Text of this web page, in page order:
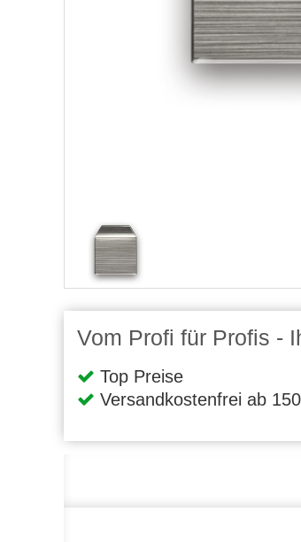
Vom Profi für Profis -
Top Preise
Versandkostenfrei ab